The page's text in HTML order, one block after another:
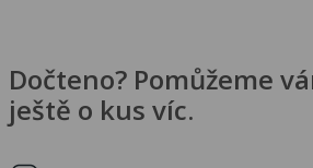
Dočteno? Pomůžeme
ještě o kus víc.